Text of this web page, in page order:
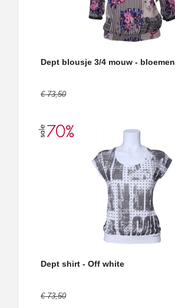
Dept blousje 3/4 mouw - bloemen
€ 73,50
Dept shirt - Off white
€ 73,50